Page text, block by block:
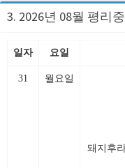
3. 2026년 08월 평리
일자 요일
31 월요일
돼지후